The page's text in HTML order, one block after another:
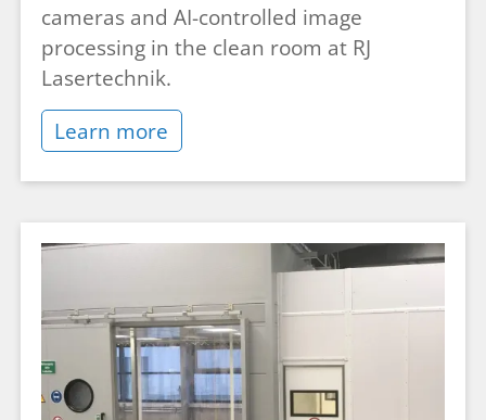
cameras and AI-controlled image
processing in the clean room at RJ
Lasertechnik.
Learn more